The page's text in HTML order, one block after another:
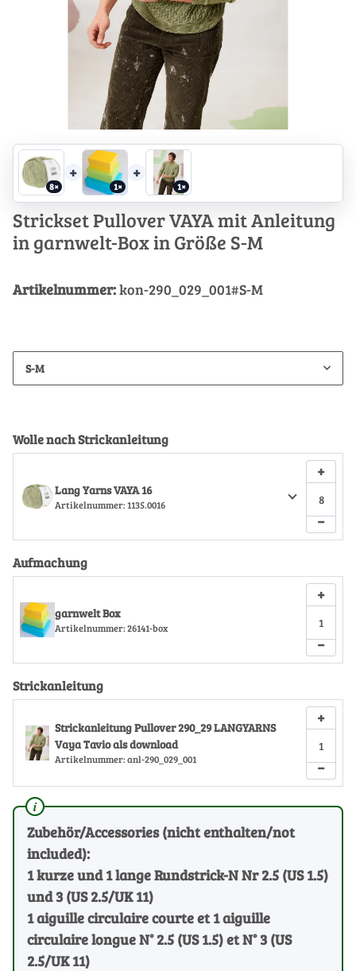
8×
+
1×
+
1×
Strickset Pullover VAYA mit Anleitung
in garnwelt-Box in Größe S-M
Artikelnummer:kon-290_029_001#S-M
S-M
Wolle nach Strickanleitung
Lang Yarns VAYA 16
Artikelnummer: 1135.0016
−
+
Aufmachung
garnwelt Box
Artikelnummer: 26141-box
−
+
Strickanleitung
Strickanleitung Pullover 290_29 LANGYARNS
Vaya Tavio als download
Artikelnummer: anl-290_029_001 −
+
Zubehör/Accessories (nicht enthalten/not
included):
1 kurze und 1 lange Rundstrick-N Nr 2.5 (US 1.5)
und 3 (US 2.5/UK 11)
1 aiguille circulaire courte et 1 aiguille
circulaire longue N° 2.5 (US 1.5) et N° 3 (US
2.5/UK 11)